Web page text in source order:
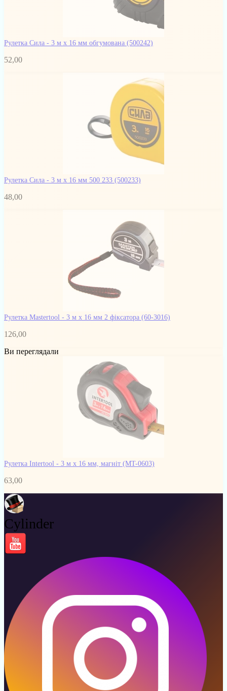
Рулетка Сила - 3 м x 16 мм обгумована (500242)
52,00
Рулетка Сила - 3 м x 16 мм 500 233 (500233)
48,00
Рулетка Mastertool - 3 м x 16 мм 2 фіксатора (60-3016)
126,00
Ви переглядали
Рулетка Intertool - 3 м x 16 мм, магніт (MT-0603)
63,00
Cylinder